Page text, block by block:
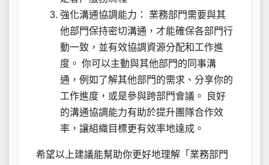
強化溝通協調能力： 業務部門需要與其
他部門保持密切溝通，才能確保各部門行
動一致，並有效協調資源分配和工作進
度。 你可以主動與其他部門的同事溝
通，例如了解其他部門的需求、分享你的
工作進度，或是參與跨部門會議。 良好
的溝通協調能力有助於提升團隊合作效
率，讓組織目標更有效率地達成。
希望以上建議能幫助你更好地理解「業務部門